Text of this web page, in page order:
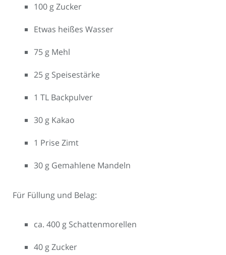
100 g Zucker
Etwas heißes Wasser
75 g Mehl
25 g Speisestärke
1 TL Backpulver
30 g Kakao
1 Prise Zimt
30 g Gemahlene Mandeln
Für Füllung und Belag:
ca. 400 g Schattenmorellen
40 g Zucker